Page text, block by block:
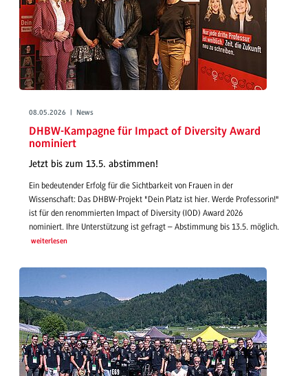
08.05.2026 | News
DHBW-Kampagne für Impact of Diversity Award
nominiert
Jetzt bis zum 13.5. abstimmen!
Ein bedeutender Erfolg für die Sichtbarkeit von Frauen in der
Wissenschaft: Das DHBW-Projekt "Dein Platz ist hier. Werde Professorin!"
ist für den renommierten Impact of Diversity (IOD) Award 2026
nominiert. Ihre Unterstützung ist gefragt – Abstimmung bis 13.5. möglich.
weiterlesen